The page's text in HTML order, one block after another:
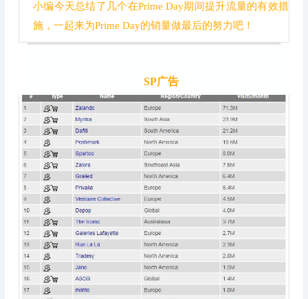
小编今天总结了几个在Prime Day期间提升流量的有效措
施，一起来为Prime Day的销量做最后的努力吧！
SP广告